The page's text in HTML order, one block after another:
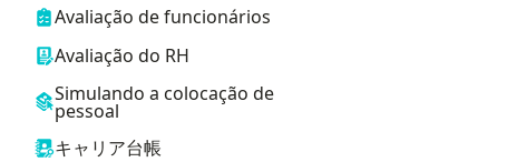
Avaliação de funcionários
Avaliação do RH
Simulando a colocação de
pessoal
キャリア台帳